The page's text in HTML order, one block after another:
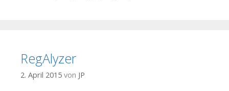
RegAlyzer
2. April 2015 von JP